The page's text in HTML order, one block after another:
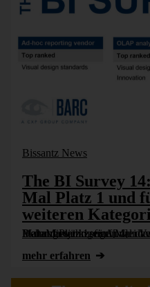
Bissantz News
The BI Survey
Mal Platz 1 und
weiteren
In der diesjährigen Anwenderbefragung „BI Survey“ kam DeltaMaster in seinen drei Vergleichsgrup­pen insgesamt acht Mal auf Platz 1, fünf Mal davon allein in der Gruppe der Planungswerk­zeuge [...]
mehr erfahren